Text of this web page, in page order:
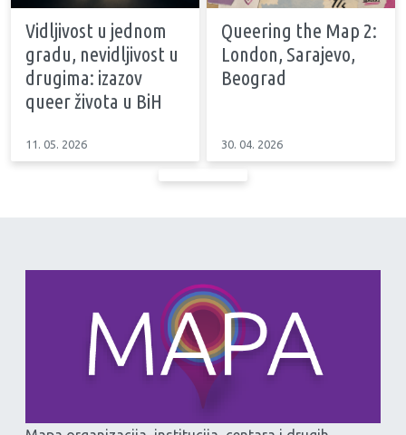
Vidljivost u jednom
gradu, nevidljivost u
drugima: izazov
queer života u BiH
11. 05. 2026
Queering the Map 2:
London, Sarajevo,
Beograd
30. 04. 2026